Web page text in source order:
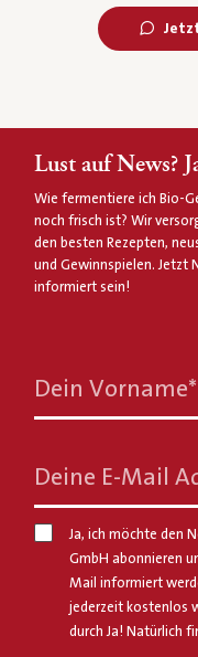
Lust auf News?
Wie fermentiere ich Bio-
noch frisch ist? Wir
den besten Rezepten,
und Gewinnspielen. Jetzt
informiert sein!
Dein Vorname*
Deine E-Mail
Ja, ich möchte den
GmbH abonnieren
Mail informiert
jederzeit kostenlos
durch Ja! Natürlich